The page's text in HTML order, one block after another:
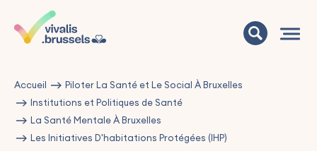
Accueil
Piloter La Santé et Le Social À Bruxelles
Institutions et Politiques de Santé
La Santé Mentale À Bruxelles
Les Initiatives D'habitations Protégées (IHP)